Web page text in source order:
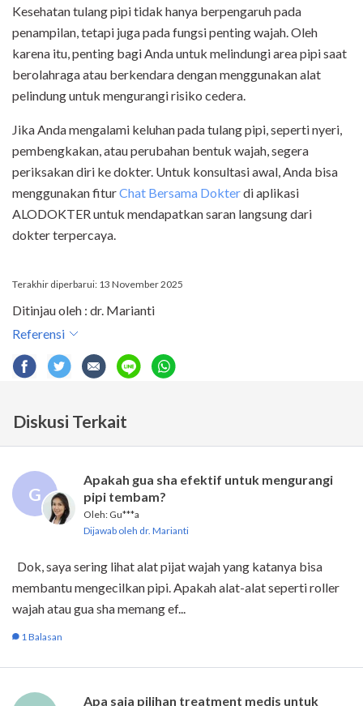
Kesehatan tulang pipi tidak hanya berpengaruh pada
penampilan, tetapi juga pada fungsi penting wajah. Oleh
karena itu, penting bagi Anda untuk melindungi area pipi saat
berolahraga atau berkendara dengan menggunakan alat
pelindung untuk mengurangi risiko cedera.
Jika Anda mengalami keluhan pada tulang pipi, seperti nyeri,
pembengkakan, atau perubahan bentuk wajah, segera
periksakan diri ke dokter. Untuk konsultasi awal, Anda bisa
menggunakan fiturChat Bersama Dokterdi aplikasi
ALODOKTER untuk mendapatkan saran langsung dari
dokter terpercaya.
Terakhir diperbarui: 13 November 2025